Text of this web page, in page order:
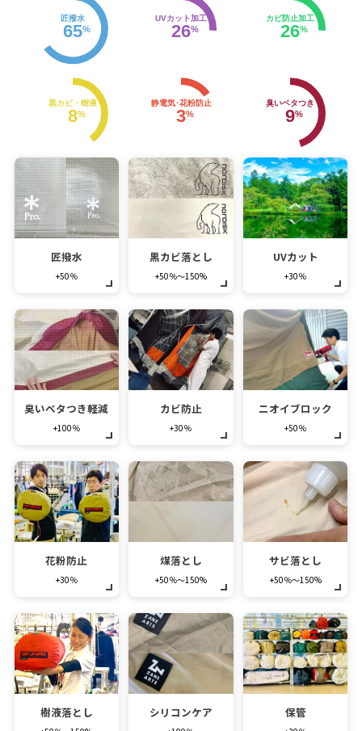
匠撥水
65%
UVカット加工
26%
カビ防止加工
26%
黒カビ・樹液
8%
静電気･花粉防止
3%
臭いベタつき
9%
匠撥水
+50％
黒カビ落とし
+50％～150%
UVカット
+30％
臭いベタつき軽減
+100％
カビ防止
+30％
ニオイブロック
+50％
花粉防止
+30％
煤落とし
+50％～150%
サビ落とし
+50％～150%
樹液落とし シリコンケア 保管